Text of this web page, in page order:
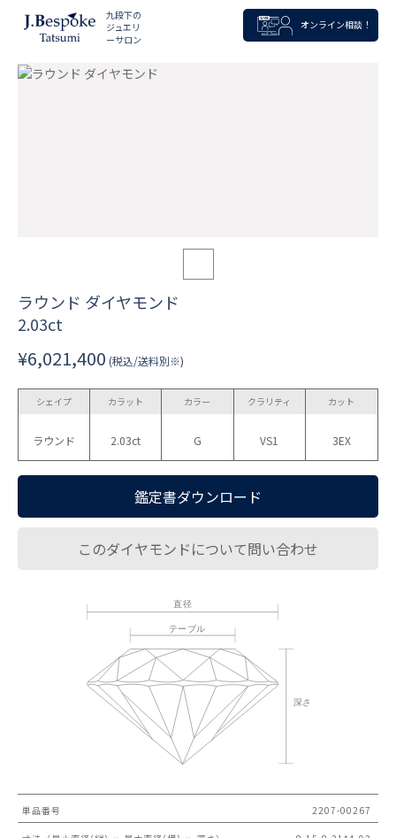
九段下の
ジュエリ
ーサロン
オンライン相談！
ラウンド ダイヤモンド
2.03ct
¥6,021,400 (税込/送料別※)
シェイプ
ラウンド
カラット
2.03ct
カラー
G
クラリティ
VS1
カット
3EX
鑑定書ダウンロード
このダイヤモンドについて問い合わせ
単品番号 2207-00267